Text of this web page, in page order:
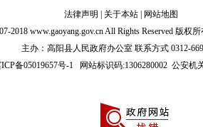
法律声明 关于本站
网站地图
2018 www.gaoyang.gov.cn All Rights Reserved 版权
主办：高阳县人民政府办公室 联系方式 0312-
备05019657号-1网站标识码:1306280002 公安机